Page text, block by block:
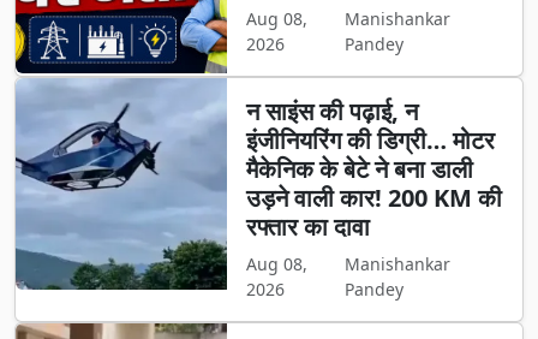
Aug 08,
2026
Manishankar
Pandey
न साइंस की पढ़ाई, न
इंजीनियरिंग की डिग्री… मोटर
मैकेनिक के बेटे ने बना डाली
उड़ने वाली कार! 200 KM की
रफ्तार का दावा
Aug 08,
2026
Manishankar
Pandey